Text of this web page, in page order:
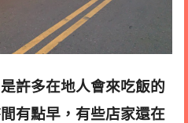
許多在地人會來吃飯的
有點早，有些店家還在